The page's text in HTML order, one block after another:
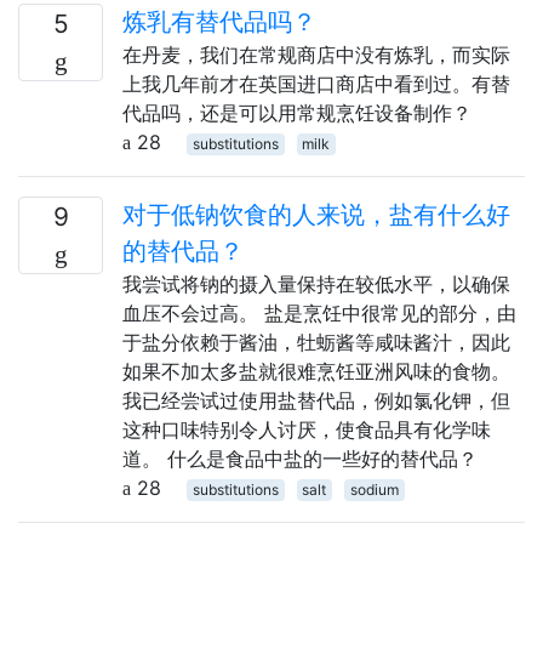
5 炼乳有替代品吗？
在丹麦，我们在常规商店中没有炼乳，而实际
上我几年前才在英国进口商店中看到过。有替
代品吗，还是可以用常规烹饪设备制作？
28
substitutions milk
9
对于低钠饮食的人来说，盐有什么好
的替代品？
我尝试将钠的摄入量保持在较低水平，以确保
血压不会过高。 盐是烹饪中很常见的部分，由
于盐分依赖于酱油，牡蛎酱等咸味酱汁，因此
如果不加太多盐就很难烹饪亚洲风味的食物。
我已经尝试过使用盐替代品，例如氯化钾，但
这种口味特别令人讨厌，使食品具有化学味
道。 什么是食品中盐的一些好的替代品？
28
substitutions salt sodium